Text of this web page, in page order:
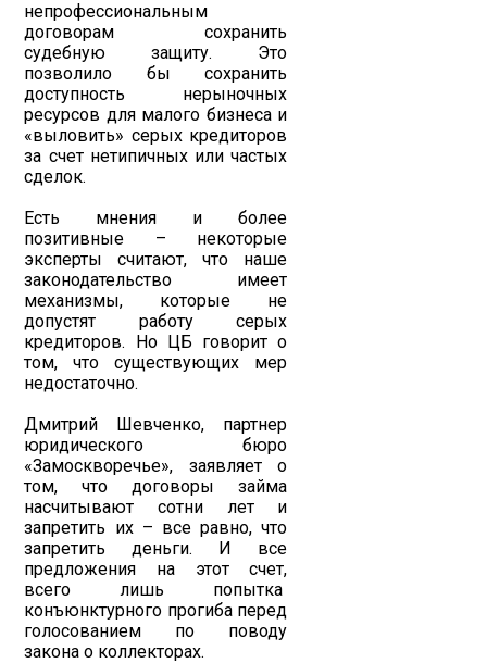
непрофессиональным
договорам сохранить
судебную защиту. Это
позволило бы сохранить
доступность нерыночных
ресурсов для малого бизнеса и
«выловить» серых кредиторов
за счет нетипичных или частых
сделок.
Есть мнения и более
позитивные – некоторые
эксперты считают, что наше
законодательство имеет
механизмы, которые не
допустят работу серых
кредиторов. Но ЦБ говорит о
том, что существующих мер
недостаточно.
Дмитрий Шевченко, партнер
юридического бюро
«Замоскворечье», заявляет о
том, что договоры займа
насчитывают сотни лет и
запретить их – все равно, что
запретить деньги. И все
предложения на этот счет,
всего лишь попытка
конъюнктурного прогиба перед
голосованием по поводу
закона о коллекторах.